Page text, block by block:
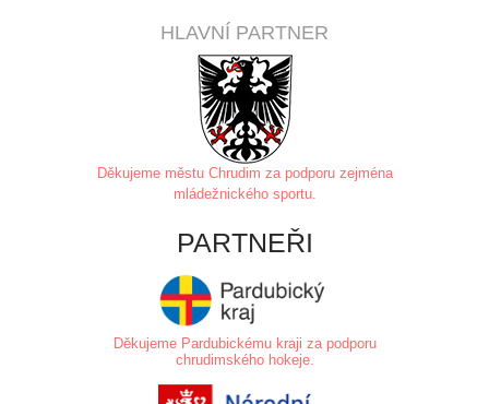
HLAVNÍ PARTNER
Děkujeme městu Chrudim za podporu zejména
mládežnického sportu.
PARTNEŘI
Děkujeme Pardubickému kraji za podporu
chrudimského hokeje.